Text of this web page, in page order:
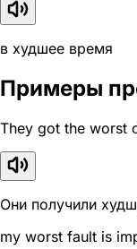
в худшее время
Примеры
They got the worst
Они получили
my worst fault is